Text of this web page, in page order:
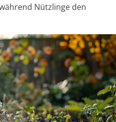
Nützlinge den